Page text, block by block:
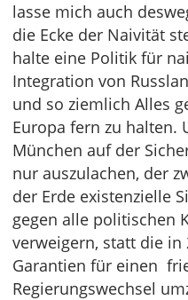
lasse mich auch
die Ecke der Naivität
halte eine Politik für
Integration von
und so ziemlich Alles
Europa fern zu halten.
München auf der
nur auszulachen, der
der Erde existenzielle
gegen alle politischen
verweigern, statt die in
Garantien für einen
Regierungswechsel